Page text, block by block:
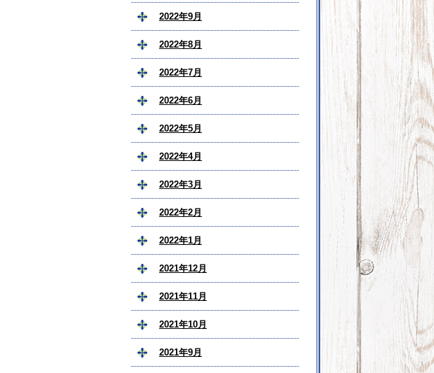
2022年9月
2022年8月
2022年7月
2022年6月
2022年5月
2022年4月
2022年3月
2022年2月
2022年1月
2021年12月
2021年11月
2021年10月
2021年9月